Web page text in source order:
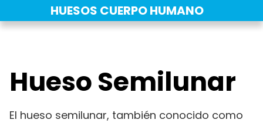
al
HUESOS CUERPO HUMANO
Hueso Semilunar
El hueso semilunar, también conocido como